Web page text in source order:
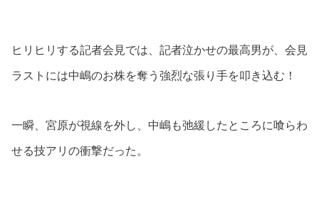
ヒリヒリする記者会見では、記者泣かせの最高男が、会見
ラストには中嶋のお株を奪う強烈な張り手を叩き込む！
一瞬、宮原が視線を外し、中嶋も弛緩したところに喰らわ
せる技アリの衝撃だった。